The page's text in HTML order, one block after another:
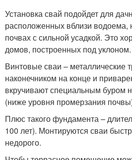
Установка свай подойдет для
расположенных вблизи водоема,
почвах с сильной усадкой. Это
домов, построенных под уклоном.
Винтовые сваи – металлические
наконечником на конце и
вкручивают специальным буром
(ниже уровня промерзания
Плюс такого фундамента –
100 лет). Монтируются сваи
недорого.